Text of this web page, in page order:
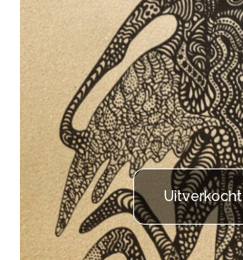
Uitverkocht